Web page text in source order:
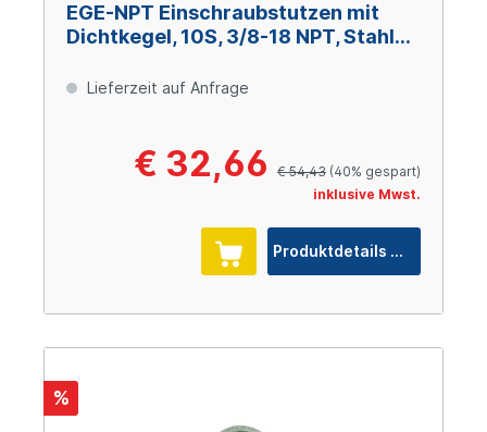
EGE-NPT Einschraubstutzen mit
Dichtkegel, 10S, 3/8-18 NPT, Stahl
Lieferzeit auf Anfrage
€ 32,66 € 54,43 (40% gespart)
inklusive Mwst.
Produktdetails
%